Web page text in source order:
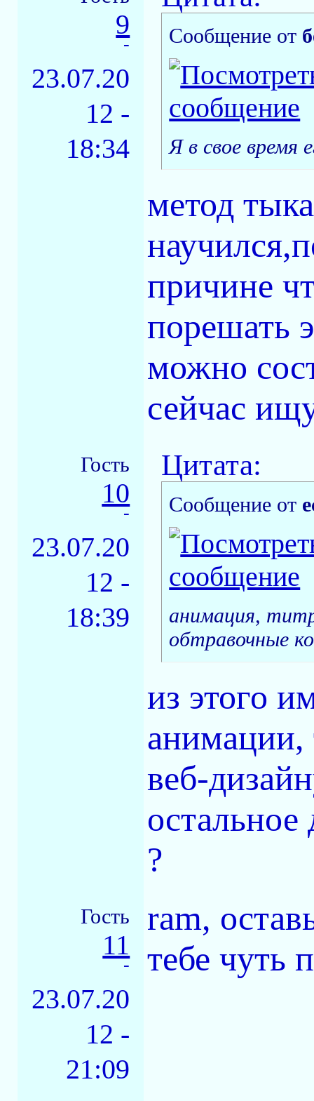
9
-
23.07.20
12 -
18:34
Сообщение от
Я в свое время
метод
причине
порешать
можно
сейчас
Гость
10
-
23.07.20
12 -
18:39
Цитата:
Сообщение от
анимация,
обтравочные
из этого
анимации,
веб-
?
Гость
11
-
23.07.20
12 -
21:09
ram,
тебе чуть